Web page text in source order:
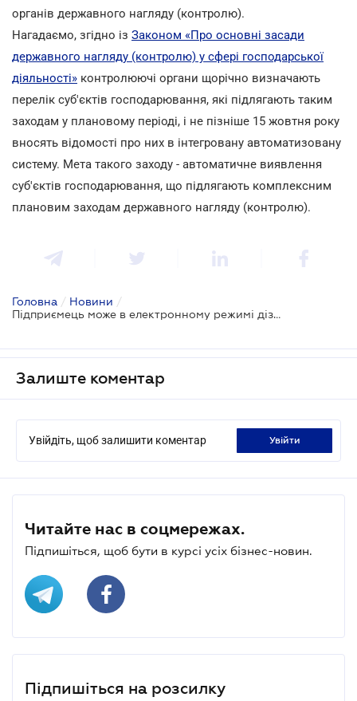
органів державного нагляду (контролю).
Нагадаємо, згідно із Законом «Про основні засади
державного нагляду (контролю) у сфері господарської
діяльності» контролюючі органи щорічно визначають
перелік суб'єктів господарювання, які підлягають таким
заходам у плановому періоді, і не пізніше 15 жовтня року
вносять відомості про них в інтегровану автоматизовану
систему. Мета такого заходу - автоматичне виявлення
суб'єктів господарювання, що підлягають комплексним
плановим заходам державного нагляду (контролю).
Головна / Новини /
Підприємець може в електронному режимі дізнатися про те, чи чекати йому комплексної перевірки у 2018 році
Залиште коментар
Увійдіть, щоб залишити коментар увійти
Читайте нас в соцмережах.
Підпишіться, щоб бути в курсі усіх бізнес-новин.
Підпишіться на розсилку